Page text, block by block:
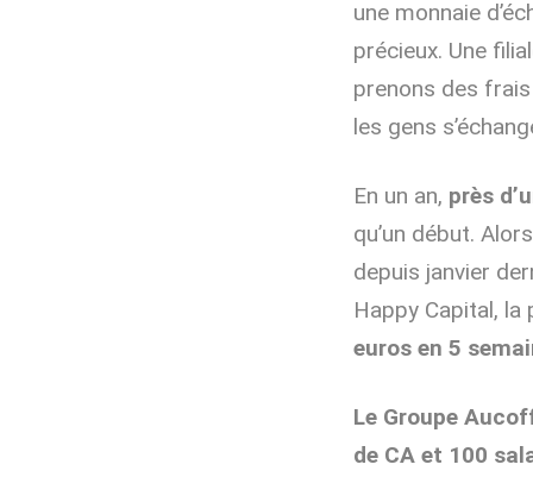
une monnaie
précieux. Une
prenons des
les gens
En un an, près
qu’un début.
depuis janvier
Happy Capital,
euros en 5
Le Groupe
de CA et 100